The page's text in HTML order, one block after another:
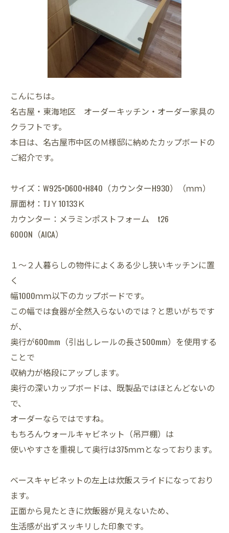
こんにちは。
名古屋・東海地区 オーダーキッチン・オーダー家具の
クラフトです。
本日は、名古屋市中区のＭ様邸に納めたカップボードの
ご紹介です。
サイズ：W925×D600×H840（カウンターH930）（ｍｍ）
扉面材：TJＹ10133Ｋ
カウンター：メラミンポストフォーム t26
6000N（AICA）
１～２人暮らしの物件によくある少し狭いキッチンに置
く
幅1000ｍｍ以下のカップボードです。
この幅では食器が全然入らないのでは？と思いがちです
が、
奥行が600mm（引出しレールの長さ500mm）を使用する
ことで
収納力が格段にアップします。
奥行の深いカップボードは、既製品ではほとんどないの
で、
オーダーならではですね。
もちろんウォールキャビネット（吊戸棚）は
使いやすさを重視して奥行は375ｍｍとなっております。
ベースキャビネットの左上は炊飯スライドになっており
ます。
正面から見たときに炊飯器が見えないため、
生活感が出ずスッキリした印象です。